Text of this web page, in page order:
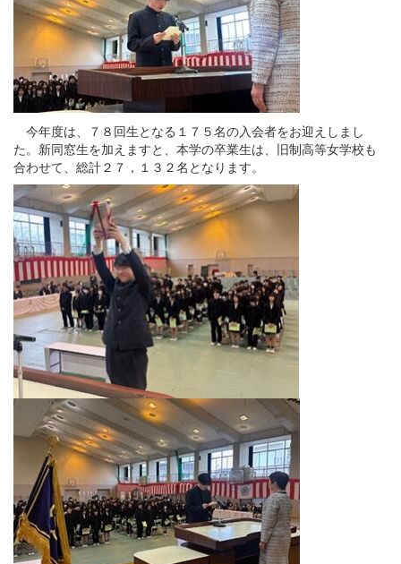
今年度は、７８回生となる１７５名の入会者をお迎えしまし
た。新同窓生を加えますと、本学の卒業生は、旧制高等女学校も
合わせて、総計２７，１３２名となります。